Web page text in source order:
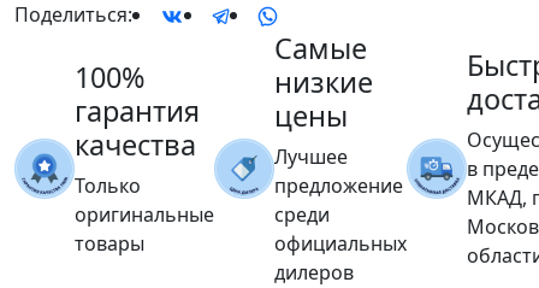
Поделиться:
100%
гарантия
качества
Только
оригинальные
товары
Самые
низкие
цены
Лучшее
предложение
среди
официальных
дилеров
в
МКАД,